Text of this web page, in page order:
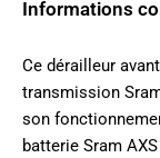
Informations
Ce dérailleur
transmission
son
batterie Sram